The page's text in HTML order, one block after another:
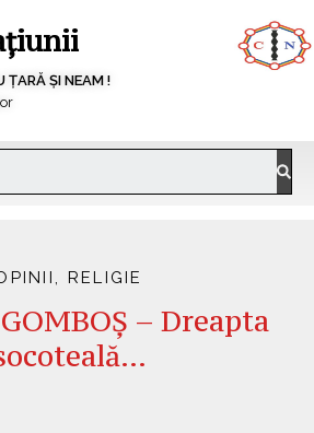
ȚARĂ ȘI NEAM !
, RELIGIE
– Dreapta